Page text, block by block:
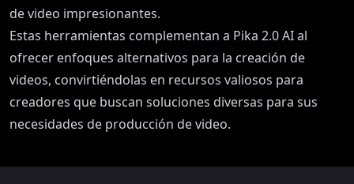
de video impresionantes.
Estas herramientas complementan a Pika 2.0 AI al
ofrecer enfoques alternativos para la creación de
videos, convirtiéndolas en recursos valiosos para
creadores que buscan soluciones diversas para sus
necesidades de producción de video.